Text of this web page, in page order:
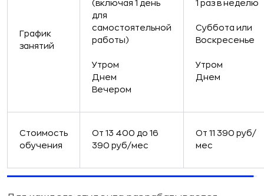
График
занятий
(включая 1 день
для
самостоятельной
работы)
Утром
Днем
Вечером
1 раз в неделю
Суббота или
Воскресенье
Утром
Днем
Стоимость
обучения
От 13 400 до 16
390 руб/мес
От 11 390 руб/
мес